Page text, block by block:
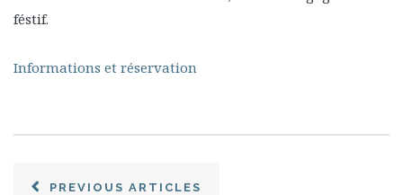
féstif.
Informations et réservation
PREVIOUS ARTICLES